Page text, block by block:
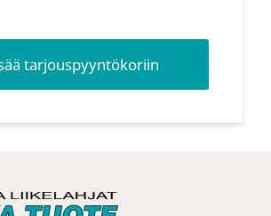
tarjouspyyntökoriin